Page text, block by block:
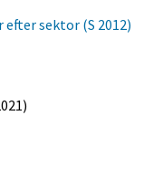
sektor (S 2012)